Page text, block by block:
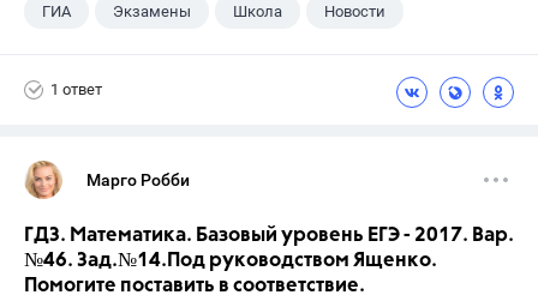
ГИА Экзамены Школа Новости
1 ответ
Марго Робби
ГДЗ. Математика. Базовый уровень ЕГЭ - 2017. Вар.
№46. Зад.№14.Под руководством Ященко.
Помогите поставить в соответствие.